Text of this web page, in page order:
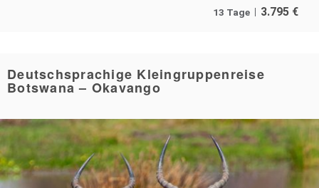
13 Tage 3.795 €
Deutschsprachige Kleingruppenreise
Botswana – Okavango